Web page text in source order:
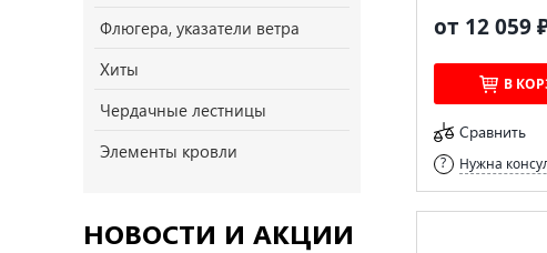
Флюгера, указатели ветра
Хиты
Чердачные лестницы
Элементы кровли
НОВОСТИ И АКЦИИ
от 12 059
В
Сравнить
Нужна